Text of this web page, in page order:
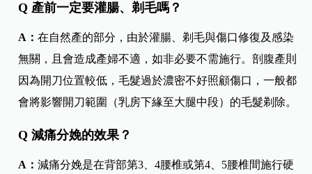
Q 產前一定要灌腸、剃毛嗎？
A：在自然產的部分，由於灌腸、剃毛與傷口修復及感染
無關，且會造成產婦不適，如非必要不需施行。剖腹產則
因為開刀位置較低，毛髮過於濃密不好照顧傷口，一般都
會將影響開刀範圍（乳房下緣至大腿中段）的毛髮剃除。
Q 減痛分娩的效果？
A：減痛分娩是在背部第3、4腰椎或第4、5腰椎間施行硬